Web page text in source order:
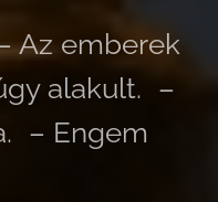
Az emberek
alakult. –
– Engem